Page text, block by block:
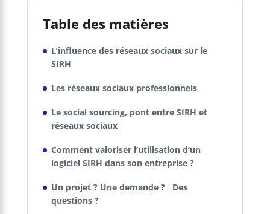
Table des matières
L’influence des réseaux sociaux sur le
SIRH
Les réseaux sociaux professionnels
Le social sourcing, pont entre SIRH et
réseaux sociaux
Comment valoriser l’utilisation d’un
logiciel SIRH dans son entreprise ?
Un projet ? Une demande ? Des
questions ?